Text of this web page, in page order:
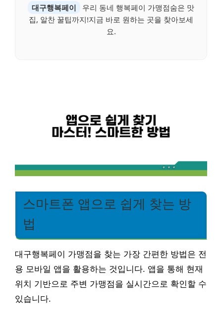
대구행복페이
우리 동네 행복페이 가맹점숨은 맛
집, 알찬 꿀팁까지!지금 바로 원하는 곳을 찾아보세
요.
스마트폰 앱으로 쉽게 찾는 방
법
대구행복페이 가맹점을 찾는 가장 간편한 방법은 전
용 모바일 앱을 활용하는 것입니다. 앱을 통해 현재
위치 기반으로 주변 가맹점을 실시간으로 확인할 수
있습니다.